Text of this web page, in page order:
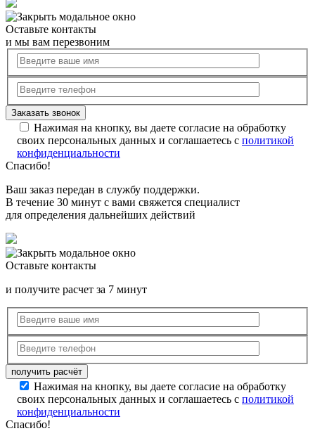
Оставьте контакты
и мы вам перезвоним
Нажимая на кнопку, вы даете согласие на обработку
своих персональных данных и соглашаетесь с политикой
конфиденциальности
Спасибо!
Ваш заказ передан в службу поддержки.
В течение 30 минут с вами свяжется специалист
для определения дальнейших действий
Оставьте контакты
и получите расчет за 7 минут
Нажимая на кнопку, вы даете согласие на обработку
своих персональных данных и соглашаетесь с политикой
конфиденциальности
Спасибо!